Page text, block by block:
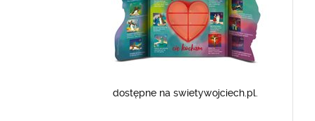
dostępne na swietywojciech.pl.